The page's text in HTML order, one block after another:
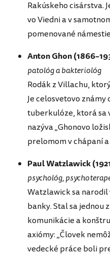
Rakúskeho cisárstva.
vo Viedni a v
pomenované
Anton Ghon
patológ a bakteriológ
Rodák z Villachu,
Je celosvetovo
tuberkulóze, ktorá
nazýva „Ghonovo
prelomom v chápaní
Paul Watzlawick
psychológ,
Watzlawick sa
banky. Stal sa jednou
komunikácie a
axiómy: „Človek
vedecké práce boli